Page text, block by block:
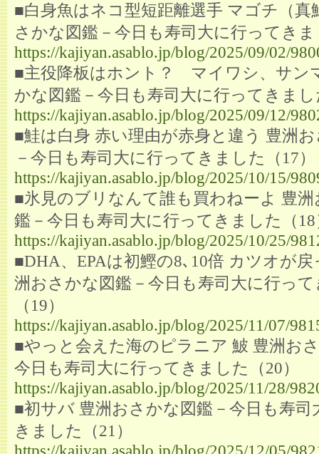
■白身魚はネコ型短距離選手 マゴチ（真
さかな図鑑－今日も寿司大に行ってき
https://kajiyan.asablo.jp/blog/2025/09/02/
■主役降板はホント？ マイワシ、サン
かな図鑑－今日も寿司大に行ってきまし
https://kajiyan.asablo.jp/blog/2025/09/12/
■鮭は白身 赤い理由が赤身と違う 豊洲
－今日も寿司大に行ってきました（17）
https://kajiyan.asablo.jp/blog/2025/10/15/
■氷見のブリなんて誰も買わねーよ 豊
鑑－今日も寿司大に行ってきました（18
https://kajiyan.asablo.jp/blog/2025/10/25/
■DHA、EPAは初鰹の8､10倍 カツオが
洲おさかな図鑑－今日も寿司大に行っ
（19）
https://kajiyan.asablo.jp/blog/2025/11/07/
■やっと会えた海のピラニア 鮍 豊洲お
今日も寿司大に行ってきました（20）
https://kajiyan.asablo.jp/blog/2025/11/28/
■初サバ 豊洲おさかな図鑑－今日も寿司
きました（21）